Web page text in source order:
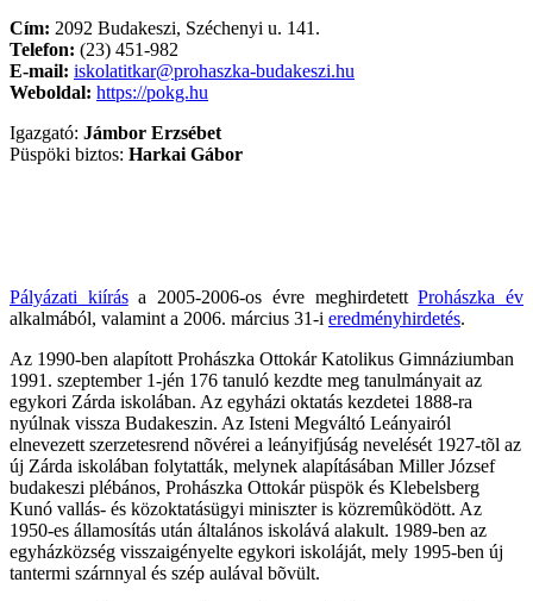
Cím: 2092 Budakeszi, Széchenyi u. 141.
Telefon: (23) 451-982
E-mail: iskolatitkar@prohaszka-budakeszi.hu
Weboldal: https://pokg.hu
Igazgató: Jámbor Erzsébet
Püspöki biztos: Harkai Gábor
Pályázati kiírása 2005-2006-os évre meghirdetettProhászka év
alkalmából, valamint a 2006. március 31-i eredményhirdetés.
Az 1990-ben alapított Prohászka Ottokár Katolikus Gimnáziumban
1991. szeptember 1-jén 176 tanuló kezdte meg tanulmányait az
egykori Zárda iskolában. Az egyházi oktatás kezdetei 1888-ra
nyúlnak vissza Budakeszin. Az Isteni Megváltó Leányairól
elnevezett szerzetesrend nõvérei a leányifjúság nevelését 1927-tõl az
új Zárda iskolában folytatták, melynek alapításában Miller József
budakeszi plébános, Prohászka Ottokár püspök és Klebelsberg
Kunó vallás- és közoktatásügyi miniszter is közremûködött. Az
1950-es államosítás után általános iskolává alakult. 1989-ben az
egyházközség visszaigényelte egykori iskoláját, mely 1995-ben új
tantermi szárnnyal és szép aulával bõvült.